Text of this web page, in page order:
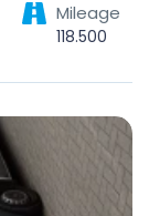
Mileage
118.500